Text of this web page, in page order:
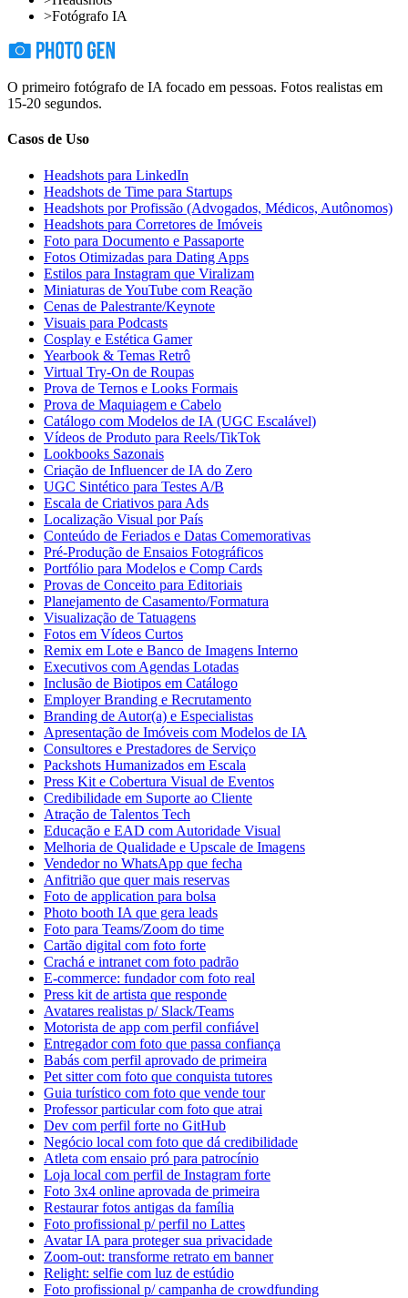
>Fotógrafo IA
O primeiro fotógrafo de IA focado em pessoas. Fotos realistas em
15-20 segundos.
Casos de Uso
Headshots para LinkedIn
Headshots de Time para Startups
Headshots por Profissão (Advogados, Médicos, Autônomos)
Headshots para Corretores de Imóveis
Foto para Documento e Passaporte
Fotos Otimizadas para Dating Apps
Estilos para Instagram que Viralizam
Miniaturas de YouTube com Reação
Cenas de Palestrante/Keynote
Visuais para Podcasts
Cosplay e Estética Gamer
Yearbook & Temas Retrô
Virtual Try-On de Roupas
Prova de Ternos e Looks Formais
Prova de Maquiagem e Cabelo
Catálogo com Modelos de IA (UGC Escalável)
Vídeos de Produto para Reels/TikTok
Lookbooks Sazonais
Criação de Influencer de IA do Zero
UGC Sintético para Testes A/B
Escala de Criativos para Ads
Localização Visual por País
Conteúdo de Feriados e Datas Comemorativas
Pré-Produção de Ensaios Fotográficos
Portfólio para Modelos e Comp Cards
Provas de Conceito para Editoriais
Planejamento de Casamento/Formatura
Visualização de Tatuagens
Fotos em Vídeos Curtos
Remix em Lote e Banco de Imagens Interno
Executivos com Agendas Lotadas
Inclusão de Biotipos em Catálogo
Employer Branding e Recrutamento
Branding de Autor(a) e Especialistas
Apresentação de Imóveis com Modelos de IA
Consultores e Prestadores de Serviço
Packshots Humanizados em Escala
Press Kit e Cobertura Visual de Eventos
Credibilidade em Suporte ao Cliente
Atração de Talentos Tech
Educação e EAD com Autoridade Visual
Melhoria de Qualidade e Upscale de Imagens
Vendedor no WhatsApp que fecha
Anfitrião que quer mais reservas
Foto de application para bolsa
Photo booth IA que gera leads
Foto para Teams/Zoom do time
Cartão digital com foto forte
Crachá e intranet com foto padrão
E-commerce: fundador com foto real
Press kit de artista que responde
Avatares realistas p/ Slack/Teams
Motorista de app com perfil confiável
Entregador com foto que passa confiança
Babás com perfil aprovado de primeira
Pet sitter com foto que conquista tutores
Guia turístico com foto que vende tour
Professor particular com foto que atrai
Dev com perfil forte no GitHub
Negócio local com foto que dá credibilidade
Atleta com ensaio pró para patrocínio
Loja local com perfil de Instagram forte
Foto 3x4 online aprovada de primeira
Restaurar fotos antigas da família
Foto profissional p/ perfil no Lattes
Avatar IA para proteger sua privacidade
Zoom-out: transforme retrato em banner
Relight: selfie com luz de estúdio
Foto profissional p/ campanha de crowdfunding